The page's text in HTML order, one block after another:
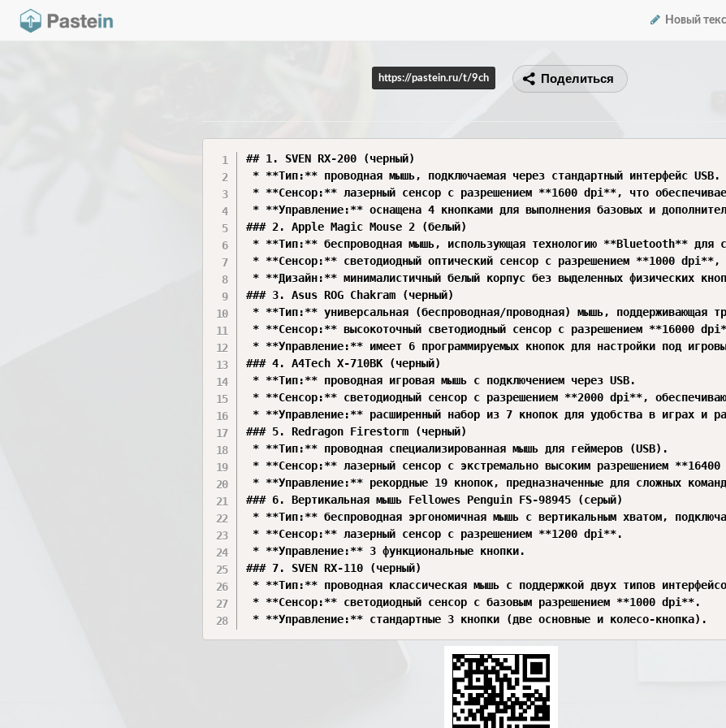
Новый
https://pastein.ru/t/9ch Поделиться
## 1. SVEN RX-200 (черный)
* **Тип:** проводная мышь, подключаемая через стандартный интерфейс USB.
* **Сенсор:** лазерный сенсор с разрешением **1600 dpi**, что
* **Управление:** оснащена 4 кнопками для выполнения базовых и
### 2. Apple Magic Mouse 2 (белый)
* **Тип:** беспроводная мышь, использующая технологию **Bluetooth** для
* **Сенсор:** светодиодный оптический сенсор с разрешением **1000 dpi**,
* **Дизайн:** минималистичный белый корпус без выделенных физических
### 3. Asus ROG Chakram (черный)
* **Тип:** универсальная (беспроводная/проводная) мышь, поддерживающая
* **Сенсор:** высокоточный светодиодный сенсор с разрешением **16000
* **Управление:** имеет 6 программируемых кнопок для настройки под
### 4. A4Tech X-710BK (черный)
* **Тип:** проводная игровая мышь с подключением через USB.
* **Сенсор:** светодиодный сенсор с разрешением **2000 dpi**,
* **Управление:** расширенный набор из 7 кнопок для удобства в играх и
### 5. Redragon Firestorm (черный)
* **Тип:** проводная специализированная мышь для геймеров (USB).
* **Сенсор:** лазерный сенсор с экстремально высоким разрешением
* **Управление:** рекордные 19 кнопок, предназначенные для сложных команд
### 6. Вертикальная мышь Fellowes Penguin FS-98945 (серый)
* **Тип:** беспроводная эргономичная мышь с вертикальным хватом,
* **Сенсор:** лазерный сенсор с разрешением **1200 dpi**.
* **Управление:** 3 функциональные кнопки.
### 7. SVEN RX-110 (черный)
* **Тип:** проводная классическая мышь с поддержкой двух типов
* **Сенсор:** светодиодный сенсор с базовым разрешением **1000 dpi**.